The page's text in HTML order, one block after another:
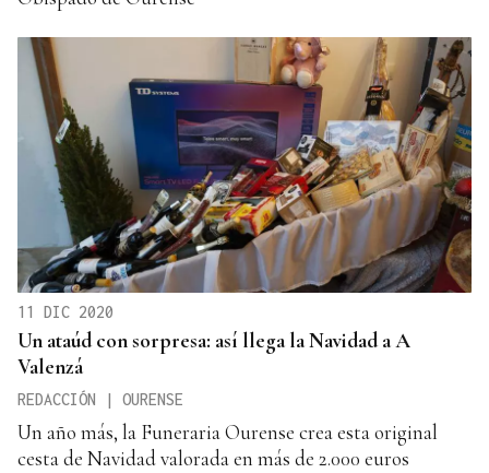
11 DIC 2020
Un ataúd con sorpresa: así llega la Navidad a A
Valenzá
REDACCIÓN | OURENSE
Un año más, la Funeraria Ourense crea esta original
cesta de Navidad valorada en más de 2.000 euros